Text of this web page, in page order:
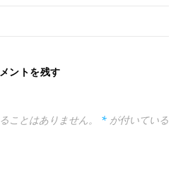
ントを残す
ことはありません。 * が付いている